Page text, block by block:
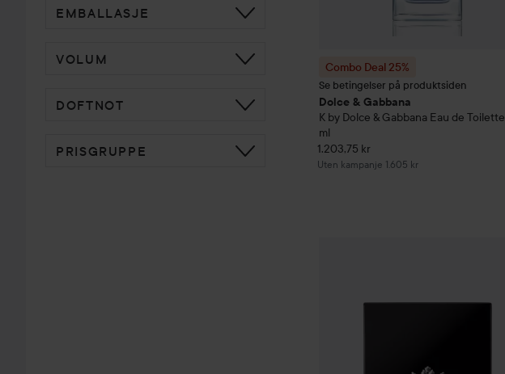
EMBALLASJE
VOLUM
DOFTNOT
PRISGRUPPE
Combo Deal 25%
Se betingelser på produktsiden
Dolce & Gabbana
K by Dolce & Gabbana Eau de Toilette
ml
1.203,75 kr
Uten kampanje 1.605 kr